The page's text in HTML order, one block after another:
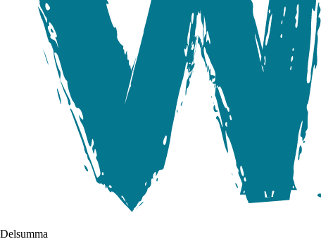
Delsumma